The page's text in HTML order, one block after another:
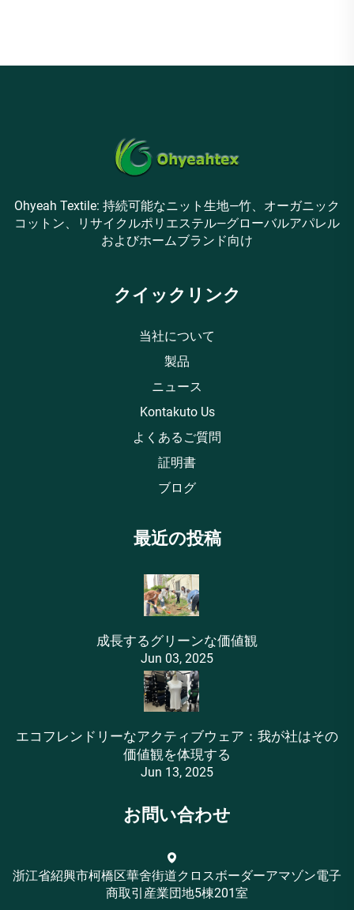
Ohyeah Textile: 持続可能なニット生地—竹、オーガニック
コットン、リサイクルポリエステル—グローバルアパレル
およびホームブランド向け
クイックリンク
当社について
製品
ニュース
Kontakuto Us
よくあるご質問
証明書
ブログ
最近の投稿
成長するグリーンな価値観
Jun 03, 2025
エコフレンドリーなアクティブウェア：我が社はその
価値観を体現する
Jun 13, 2025
お問い合わせ
浙江省紹興市柯橋区華舍街道クロスボーダーアマゾン電子
商取引産業団地5棟201室